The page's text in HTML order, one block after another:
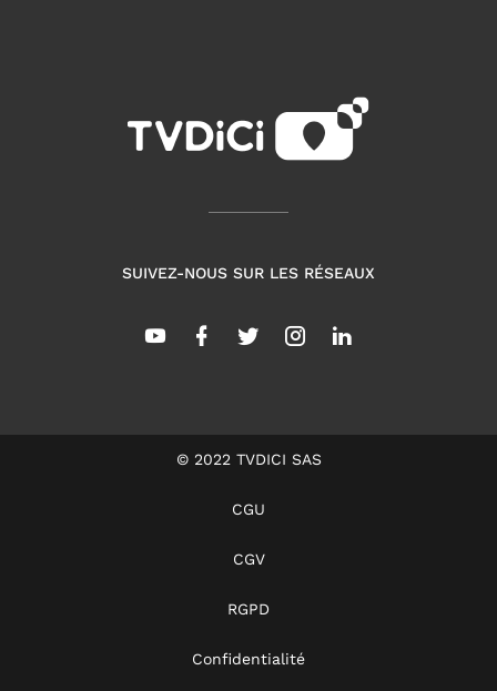
SUIVEZ-NOUS SUR LES RÉSEAUX
© 2022 TVDICI SAS
CGU
CGV
RGPD
Confidentialité